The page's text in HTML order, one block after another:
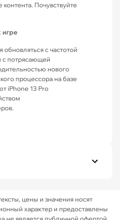
контента. Почувствуйте
игре
с частотой
с потрясающей
нового
процессора на базе
iPhone 13 Pro
цены и значения носят
характер и предоставлены